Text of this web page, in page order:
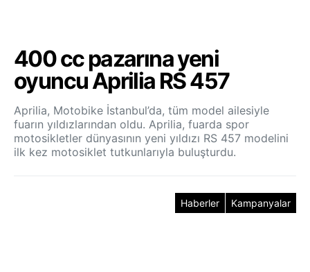
400 cc pazarına yeni
oyuncu Aprilia RS 457
Aprilia, Motobike İstanbul’da, tüm model ailesiyle
fuarın yıldızlarından oldu. Aprilia, fuarda spor
motosikletler dünyasının yeni yıldızı RS 457 modelini
ilk kez motosiklet tutkunlarıyla buluşturdu.
Haberler Kampanyalar